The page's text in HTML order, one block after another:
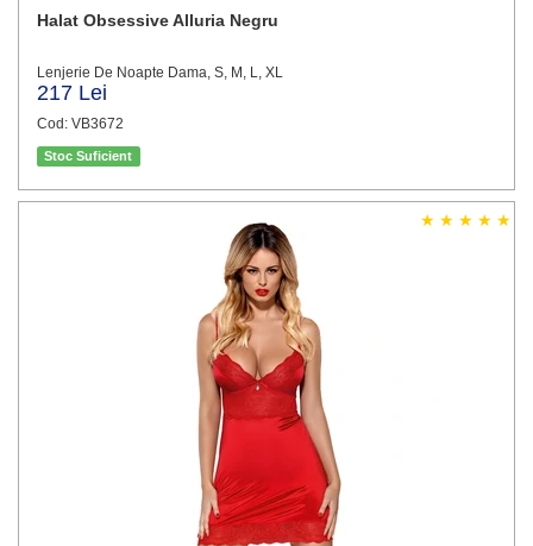
Halat Obsessive Alluria Negru
Lenjerie De Noapte Dama, S, M, L, XL
217 Lei
Cod: VB3672
Stoc Suficient